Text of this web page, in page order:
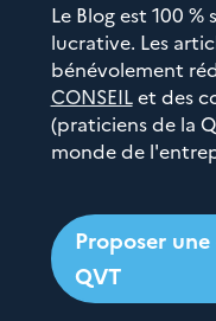
Le Blog est 100
lucrative. Les
bénévolement
CONSEILet des
(praticiens de la
monde de
Proposer
QVT